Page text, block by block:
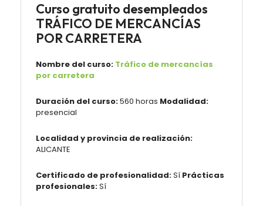
Curso gratuito desempleados
TRÁFICO DE MERCANCÍAS
POR CARRETERA
Nombre del curso: Tráfico de mercancías
por carretera
Duración del curso:560 horas Modalidad:
presencial
Localidad y provincia de realización:
ALICANTE
Certificado de profesionalidad:Sí Prácticas
profesionales:Sí